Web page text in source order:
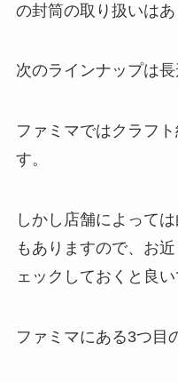
の封筒の取り扱いはあ
次のラインナップは長
ファミマではクラフ
す。
しかし店舗によって
もありますので、お
ェックしておくと良い
ファミマにある3つ目